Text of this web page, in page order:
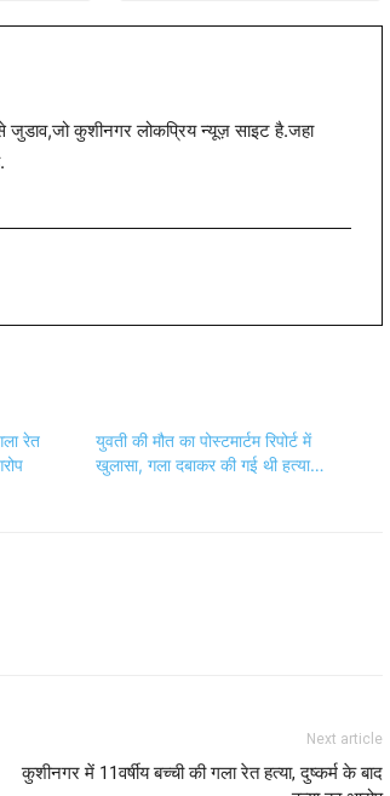
कुशीनगर लोकप्रिय न्यूज़ साइट है.जहा
रेत
युवती की मौत का पोस्टमार्टम रिपोर्ट में
खुलासा, गला दबाकर की गई थी हत्या…
Next article
कुशीनगर में 11वर्षीय बच्ची की गला रेत हत्या, दुष्कर्म के बाद